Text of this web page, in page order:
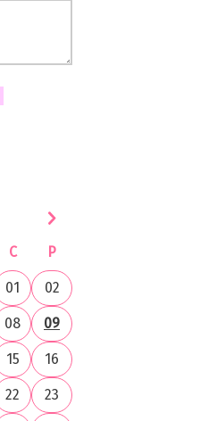
C P
01 02
08 09
15 16
22 23